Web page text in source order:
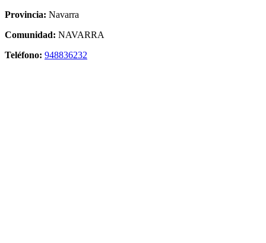
Provincia: Navarra
Comunidad: NAVARRA
Teléfono: 948836232